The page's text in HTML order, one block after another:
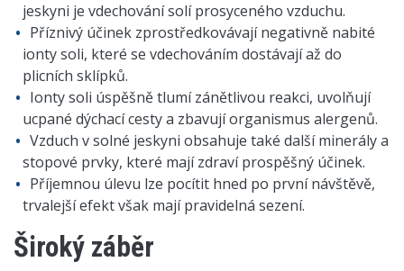
jeskyni je vdechování solí prosyceného vzduchu.
Příznivý účinek zprostředkovávají negativně nabité
ionty soli, které se vdechováním dostávají až do
plicních sklípků.
Ionty soli úspěšně tlumí zánětlivou reakci, uvolňují
ucpané dýchací cesty a zbavují organismus alergenů.
Vzduch v solné jeskyni obsahuje také další minerály a
stopové prvky, které mají zdraví prospěšný účinek.
Příjemnou úlevu lze pocítit hned po první návštěvě,
trvalejší efekt však mají pravidelná sezení.
Široký záběr